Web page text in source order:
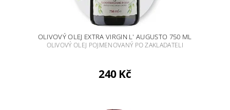
OLIVOVÝ OLEJ EXTRA VIRGIN L' AUGUSTO 750 ML
OLIVOVÝ OLEJ POJMENOVANÝ PO ZAKLADATELI
240 Kč